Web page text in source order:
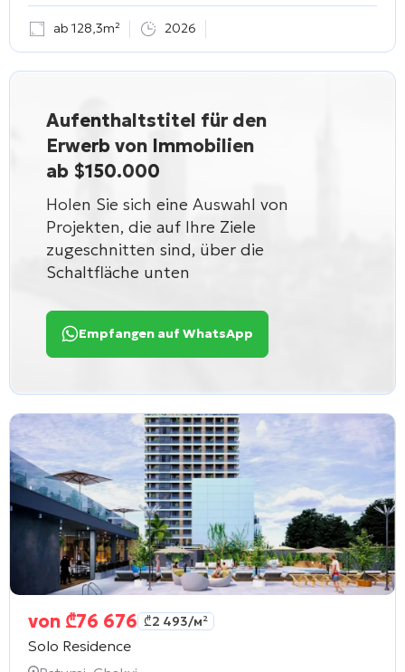
ab 128,3m² 2026
Aufenthaltstitel für den
Erwerb von Immobilien
ab $150.000
Holen Sie sich eine Auswahl von
Projekten, die auf Ihre Ziele
zugeschnitten sind, über die
Schaltfläche unten
Empfangen auf WhatsApp
von ₾76 676 ₾2 493/м²
Solo Residence